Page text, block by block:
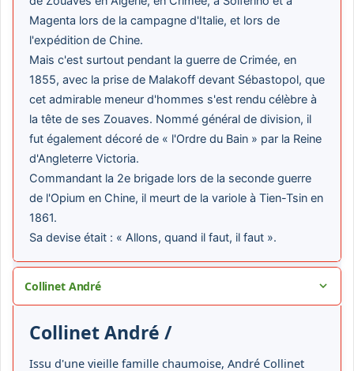
Magenta lors de la campagne d'Italie, et lors de
l'expédition de Chine.
Mais c'est surtout pendant la guerre de Crimée, en
1855, avec la prise de Malakoff devant Sébastopol, que
cet admirable meneur d'hommes s'est rendu célèbre à
la tête de ses Zouaves. Nommé général de division, il
fut également décoré de « l'Ordre du Bain » par la Reine
d'Angleterre Victoria.
Commandant la 2e brigade lors de la seconde guerre
de l'Opium en Chine, il meurt de la variole à Tien-Tsin en
1861.
Sa devise était : « Allons, quand il faut, il faut ».
Collinet André
Collinet André /
Issu d'une vieille famille chaumoise, André Collinet